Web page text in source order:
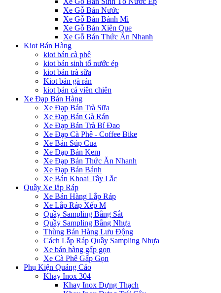
Xe Gỗ Bán Nước
Xe Gỗ Bán Bánh Mì
Xe Gỗ Bán Xiên Que
Xe Gỗ Bán Thức Ăn Nhanh
Kiot Bán Hàng
kiot bán cà phê
kiot bán sinh tố nước ép
kiot bán trà sữa
Kiot bán gà rán
kiot bán cá viên chiên
Xe Đạp Bán Hàng
Xe Đạp Bán Trà Sữa
Xe Đạp Bán Gà Rán
Xe Đạp Bán Trà Bí Đao
Xe Đạp Cà Phê - Coffee Bike
Xe Bán Súp Cua
Xe Đạp Bán Kem
Xe Đạp Bán Thức Ăn Nhanh
Xe Đạp Bán Bánh
Xe Bán Khoai Tây Lắc
Quầy Xe lắp Ráp
Xe Bán Hàng Lắp Ráp
Xe Lắp Ráp Xếp M
Quầy Sampling Bằng Sắt
Quầy Sampling Bằng Nhựa
Thùng Bán Hàng Lưu Động
Cách Lắp Ráp Quầy Sampling Nhựa
Xe bán hàng gấp gọn
Xe Cà Phê Gấp Gọn
Phụ Kiện Quảng Cáo
Khay Inox 304
Khay Inox Đựng Thạch